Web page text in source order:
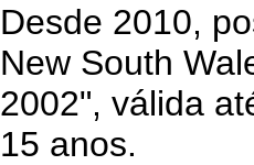
Desde 2010,
New South
2002", válida
15 anos.